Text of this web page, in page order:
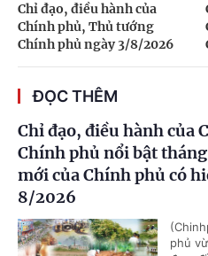
Chỉ đạo, điều hành của
Chính phủ, Thủ tướng
Chính phủ ngày 3/8/2026
ĐỌC THÊM
Chỉ đạo, điều hành của
Chính phủ nổi bật
mới của Chính phủ có
8/2026
phủ